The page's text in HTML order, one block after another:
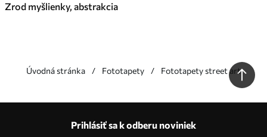
Zrod myšlienky, abstrakcia
Úvodná stránka Fototapety Fototapety street art
Výroba podľa individuálnych veľkostíPrihlásiť sa k odberu noviniek